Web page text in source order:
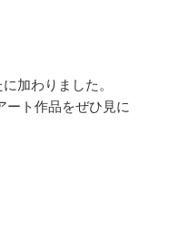
加わりました。
ート作品をぜひ見に